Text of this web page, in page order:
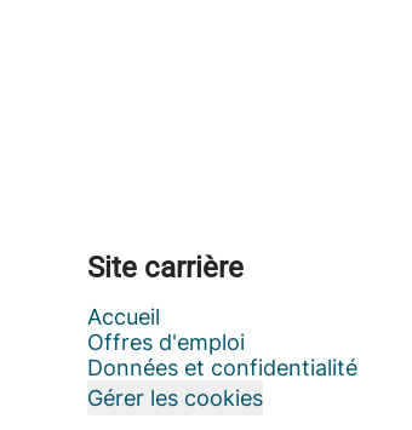
Site carrière
Accueil
Offres d'emploi
Données et confidentialité
Gérer les cookies